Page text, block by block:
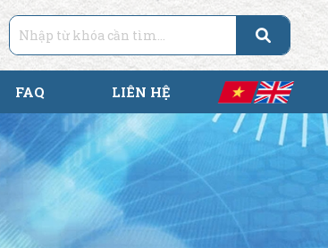
FAQ LIÊN HỆ